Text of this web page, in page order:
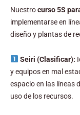
Nuestrocurso 5S
implementarse en
diseño y plantas de
Seiri (Clasificar):
y equipos en mal
espacio en las líneas
uso de los recursos.